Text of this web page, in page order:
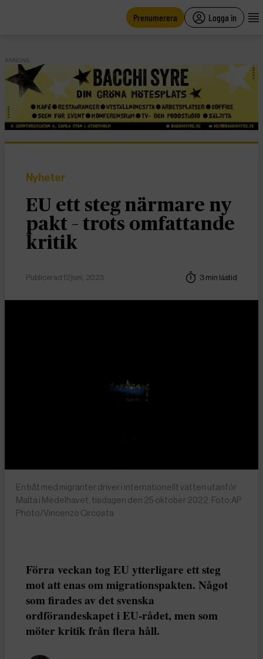
Prenumerera Logga in
ANNONS
Nyheter
EU ett steg närmare ny
pakt – trots omfattande
kritik
Publicerad 12 juni, 2023 3 min lästid
En båt med migranter driver i internationellt vatten utanför
Malta i Medelhavet, tisdagen den 25 oktober 2022. Foto:AP
Photo/Vincenzo Circosta
Förra veckan tog EU ytterligare ett steg
mot att enas om migrationspakten. Något
som firades av det svenska
ordförandeskapet i EU-rådet, men som
möter kritik från flera håll.